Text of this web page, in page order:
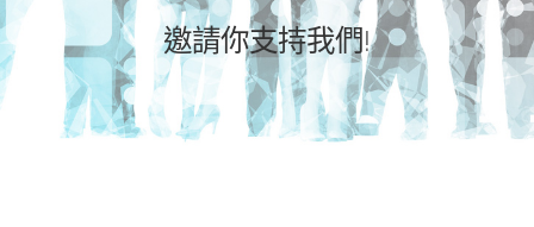
邀請你支持我們!